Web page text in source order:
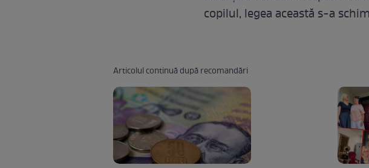
copilul, legea această s-a
Articolul continuă după recomandări